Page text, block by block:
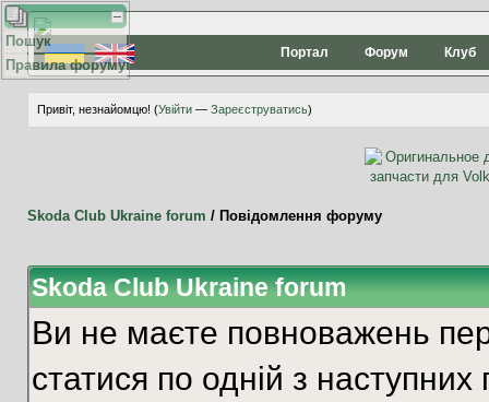
Портал Форум Клуб
Привіт, незнайомцю! (Увійти— Зареєструватись)
Skoda Club Ukraine forum / Повідомлення форуму
Пошук
Правила форуму
Skoda Club Ukraine forum
Ви не маєте повноважень
статися по одній з наступних